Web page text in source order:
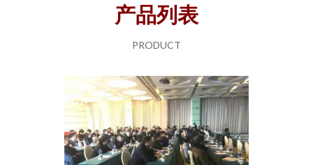
产品列表
PRODUCT